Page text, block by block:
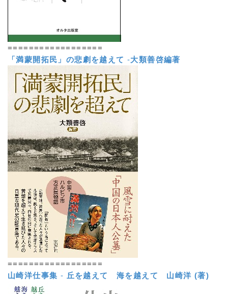
==================
「満蒙開拓民」の悲劇を越えて -大類善啓編著
==================
山崎洋仕事集 - 丘を越えて 海を越えて 山崎洋 (著)